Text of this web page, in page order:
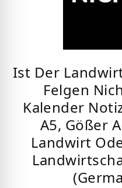
Ist Der
Felgen
Kalender
A5, Gößer
Landwirt